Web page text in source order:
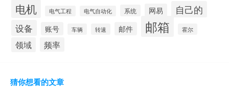
电机 电气工程 电气自动化 系统 网易 自己的
设备 账号 车辆 转速 邮件 邮箱 霍尔
领域 频率
猜你想看的文章